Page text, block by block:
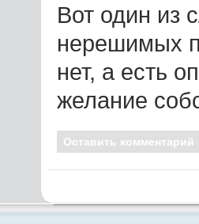
Вот один из
нерешимых
нет, а есть
желание
Оставить комментарий